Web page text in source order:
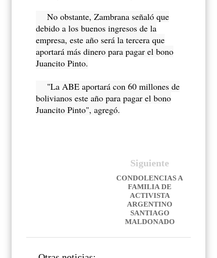
No obstante, Zambrana señaló que
debido a los buenos ingresos de la
empresa, este año será la tercera que
aportará más dinero para pagar el bono
Juancito Pinto.
"La ABE aportará con 60 millones de
bolivianos este año para pagar el bono
Juancito Pinto", agregó.
Siguiente
CONDOLENCIAS A
FAMILIA DE
ACTIVISTA
ARGENTINO
SANTIAGO
MALDONADO